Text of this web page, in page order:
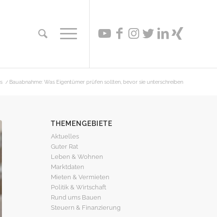
/ Bauabnahme: Was Eigentümer prüfen sollten, bevor sie unterschreiben
THEMENGEBIETE
Aktuelles
Guter Rat
Leben & Wohnen
Marktdaten
Mieten & Vermieten
Politik & Wirtschaft
Rund ums Bauen
Steuern & Finanzierung